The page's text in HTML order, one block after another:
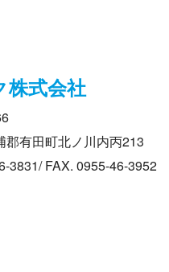
株式会社
4166
郡有田町北ノ川内丙213
3831/ FAX. 0955-46-3952